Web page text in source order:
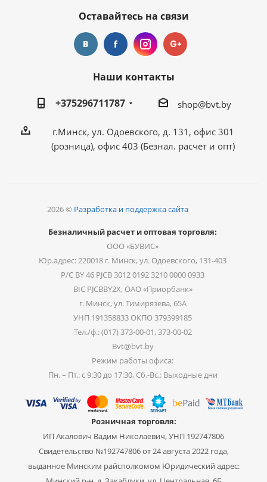
Оставайтесь на связи
Наши контакты
+375296711787
shop@bvt.by
г.Минск, ул. Одоевского, д. 131, офис 301
(розница), офис 403 (Безнал. расчет и опт)
2026 © Разработка и поддержка сайта
Безналичный расчет и оптовая торговля:
ООО «БУВИС»
Юр.адрес: 220018 г. Минск, ул. Одоевского, 131-403
Р/С BY 46 PJCB 3012 0192 3210 0000 0933
BIC PJCBBY2X, ОАО «Приорбанк»
г. Минск, ул. Тимирязева, 65А
УНП 191358833 ОКПО 379399185
Тел./ф.: (017) 373-00-01, 373-00-02
Bvt@bvt.by
Режим работы офиса:
Пн. – Пт.: с 9:30 до 17:30, Сб.-Вс.: Выходные дни
Розничная торговля:
ИП Акалович Вадим Николаевич, УНП 192747806
Свидетельство №192747806 от 24 августа 2022 года,
выданное Минским райсполкомом Юридический адрес: